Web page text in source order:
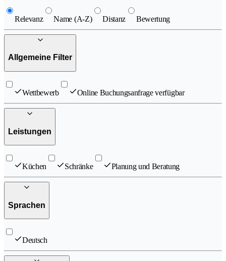
Relevanz Name (A-Z) Distanz Bewertung
Allgemeine Filter
Wettbewerb Online Buchungsanfrage verfügbar
Leistungen
Küchen Schränke Planung und Beratung
Sprachen
Deutsch